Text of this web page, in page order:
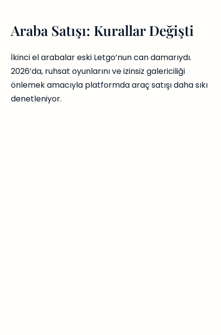
Araba Satışı: Kurallar Değişti
İkinci el arabalar eski Letgo’nun can damarıydı.
2026’da, ruhsat oyunlarını ve izinsiz galericiliği
önlemek amacıyla platformda araç satışı daha sıkı
denetleniyor.